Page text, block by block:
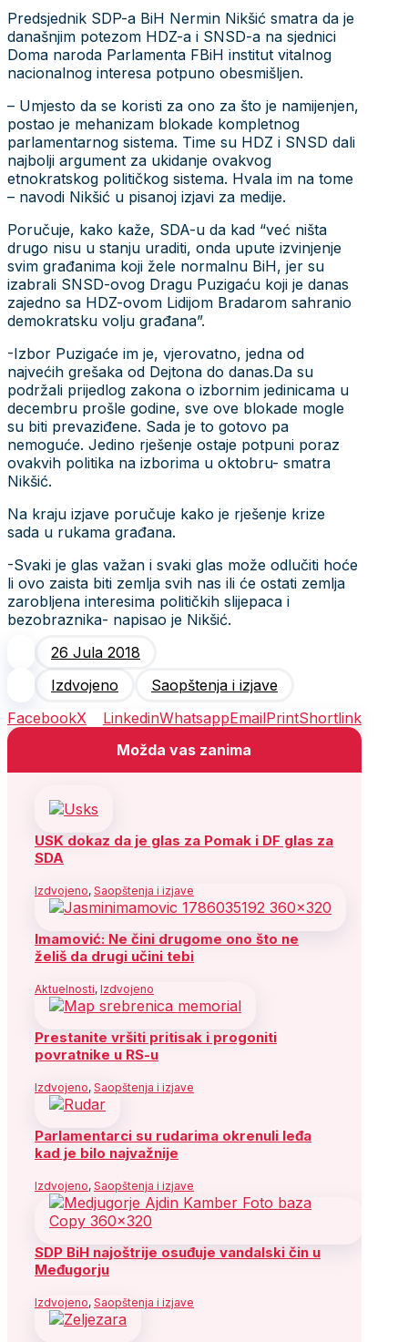
Predsjednik SDP-a BiH Nermin Nikšić smatra da je
današnjim potezom HDZ-a i SNSD-a na sjednici
Doma naroda Parlamenta FBiH institut vitalnog
nacionalnog interesa potpuno obesmišljen.
– Umjesto da se koristi za ono za što je namijenjen,
postao je mehanizam blokade kompletnog
parlamentarnog sistema. Time su HDZ i SNSD dali
najbolji argument za ukidanje ovakvog
etnokratskog političkog sistema. Hvala im na tome
– navodi Nikšić u pisanoj izjavi za medije.
Poručuje, kako kaže, SDA-u da kad “već ništa
drugo nisu u stanju uraditi, onda upute izvinjenje
svim građanima koji žele normalnu BiH, jer su
izabrali SNSD-ovog Dragu Puzigaću koji je danas
zajedno sa HDZ-ovom Lidijom Bradarom sahranio
demokratsku volju građana”.
-Izbor Puzigaće im je, vjerovatno, jedna od
najvećih grešaka od Dejtona do danas.Da su
podržali prijedlog zakona o izbornim jedinicama u
decembru prošle godine, sve ove blokade mogle
su biti prevaziđene. Sada je to gotovo pa
nemoguće. Jedino rješenje ostaje potpuni poraz
ovakvih politika na izborima u oktobru- smatra
Nikšić.
Na kraju izjave poručuje kako je rješenje krize
sada u rukama građana.
-Svaki je glas važan i svaki glas može odlučiti hoće
li ovo zaista biti zemlja svih nas ili će ostati zemlja
zarobljena interesima političkih slijepaca i
bezobraznika- napisao je Nikšić.
26 Jula 2018
Izdvojeno
Saopštenja i izjave
FacebookX LinkedinWhatsappEmailPrintShortlink
Možda vas zanima
USK dokaz da je glas za Pomak i DF glas za
SDA
Izdvojeno, Saopštenja i izjave
Imamović: Ne čini drugome ono što ne
želiš da drugi učini tebi
Aktuelnosti, Izdvojeno
Prestanite vršiti pritisak i progoniti
povratnike u RS-u
Izdvojeno, Saopštenja i izjave
Parlamentarci su rudarima okrenuli leđa
kad je bilo najvažnije
Izdvojeno, Saopštenja i izjave
SDP BiH najoštrije osuđuje vandalski čin u
Međugorju
Izdvojeno, Saopštenja i izjave